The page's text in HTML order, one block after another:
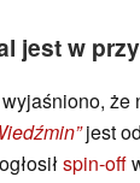
jest w
że
jest
spin-off